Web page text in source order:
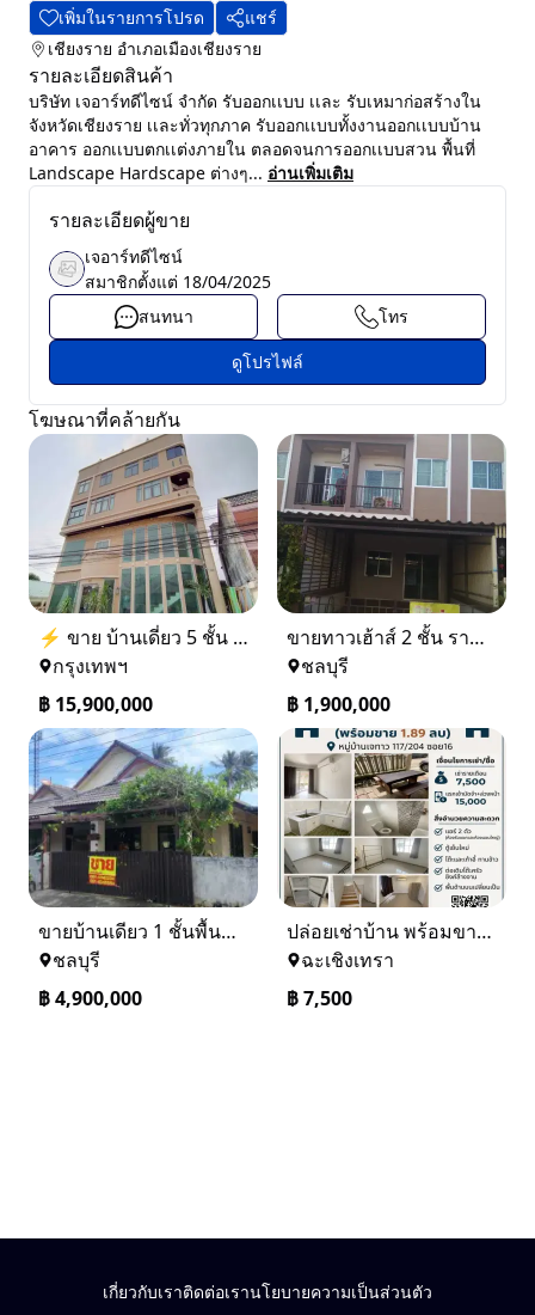
เพิ่มในรายการโปรด
แชร์
เชียงราย อำเภอเมืองเชียงราย
รายละเอียดสินค้า
บริษัท เจอาร์ทดีไซน์ จำกัด รับออกเเบบ เเละ รับเหมาก่อสร้างใน
จังหวัดเชียงราย เเละทั่วทุกภาค รับออกเเบบทั้งงานออกเเบบบ้าน
อาคาร ออกเเบบตกเเต่งภายใน ตลอดจนการออกเเบบสวน พื้นที่
Landscape Hardscape ต่างๆ... อ่านเพิ่มเติม
รายละเอียดผู้ขาย
เจอาร์ทดีไซน์
สมาชิกตั้งแต่ 18/04/2025
สนทนา
โทร
ดูโปรไฟล์
โฆษณาที่คล้ายกัน
⚡ ขาย บ้านเดี่ยว 5 ชั้น ซอย ประชาชื่น 14 ใกล้ BTS
กรุงเทพฯ
฿ 15,900,000
ขายทาวเฮ้าส์ 2 ชั้น ราคา 1.9 ล้านบาท ที่อยู่ ศรีราชา ชลบุรี
ชลบุรี
฿ 1,900,000
ขายบ้านเดียว 1 ชั้นพื้นที่ 102 ตรว บางละมุง ชลบุรี
ชลบุรี
฿4,900,000
ปล่อยเช่าบ้าน พร้อมขาย หมู่บ้านเจทาว ตำบลแสนภูดาษ
ฉะเชิงเทรา
฿7,500
เกี่ยวกับเราติดต่อเรานโยบายความเป็นส่วนตัว